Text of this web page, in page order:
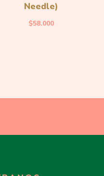
Needle)
$58.000